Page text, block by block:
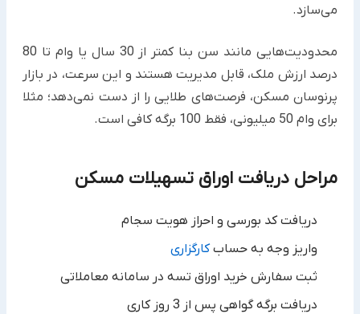
می‌سازد.
محدودیت‌هایی مانند سن بنا کمتر از 30 سال یا وام تا 80
درصد ارزش ملک، قابل مدیریت هستند و این سرعت، در بازار
پرنوسان مسکن، فرصت‌های طلایی را از دست نمی‌دهد؛ مثلا
برای وام 50 میلیونی، فقط 100 برگه کافی است.
مراحل دریافت اوراق تسهیلات مسکن
دریافت کد بورسی و احراز هویت سجام
واریز وجه به حسابکارگزاری
ثبت سفارش خرید اوراق تسه در سامانه معاملاتی
دریافت برگه گواهی پس از 3 روز کاری